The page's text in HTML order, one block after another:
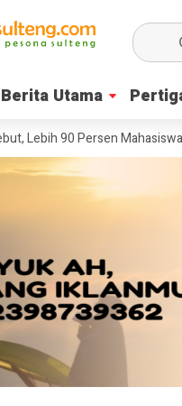
Berita Utama
Berita Utama
90 Persen Mahasiswa